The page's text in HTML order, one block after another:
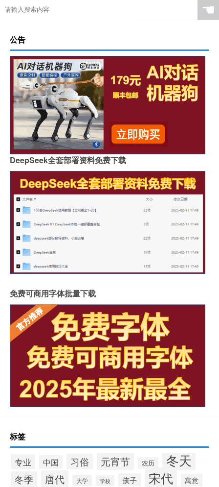
☚
公告
DeepSeek全套部署资料免费下载
免费可商用字体批量下载
标签
专业 中国 习俗 元宵节 农历 冬天
冬季 唐代 大学 学校 孩子 宋代 寓意